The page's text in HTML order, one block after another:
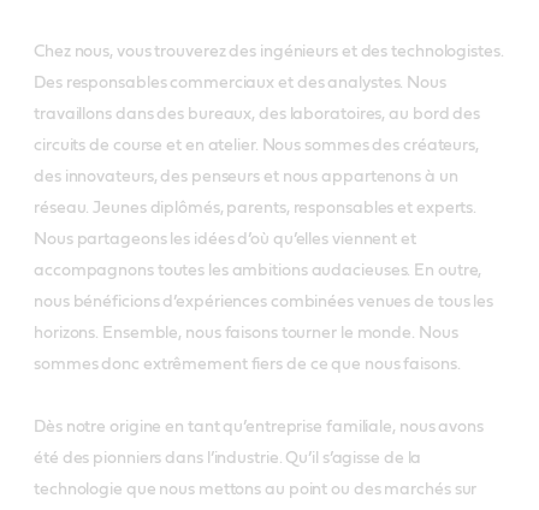
Chez nous, vous trouverez des ingénieurs et des technologistes.
Des responsables commerciaux et des analystes. Nous
travaillons dans des bureaux, des laboratoires, au bord des
circuits de course et en atelier. Nous sommes des créateurs,
des innovateurs, des penseurs et nous appartenons à un
réseau. Jeunes diplômés, parents, responsables et experts.
Nous partageons les idées d’où qu’elles viennent et
accompagnons toutes les ambitions audacieuses. En outre,
nous bénéficions d’expériences combinées venues de tous les
horizons. Ensemble, nous faisons tourner le monde. Nous
sommes donc extrêmement fiers de ce que nous faisons.
Dès notre origine en tant qu’entreprise familiale, nous avons
été des pionniers dans l’industrie. Qu’il s’agisse de la
technologie que nous mettons au point ou des marchés sur